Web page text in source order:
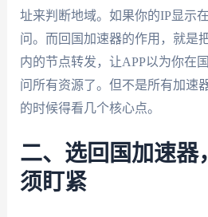
址来判断地域。如果你的IP显示
问。而回国加速器的作用，就是
内的节点转发，让APP以为你
问所有资源了。但不是所有加速
的时候得看几个核心点。
二、选回国加速器
须盯紧